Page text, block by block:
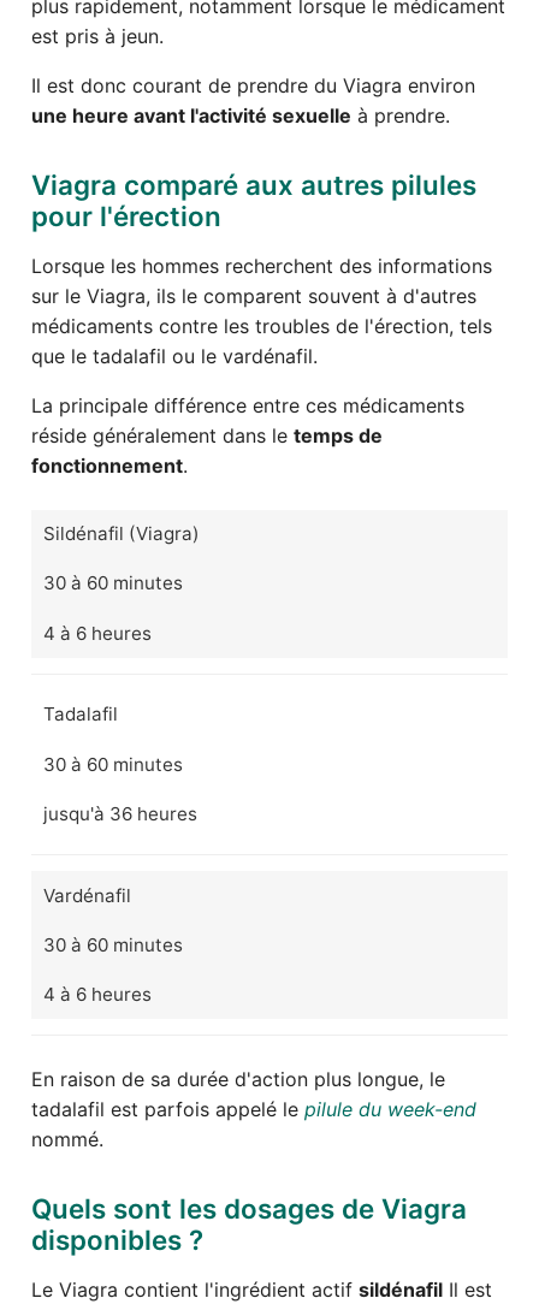
plus rapidement, notamment lorsque le médicament
est pris à jeun.
Il est donc courant de prendre du Viagra environ
une heure avant l'activité sexuelle à prendre.
Viagra comparé aux autres pilules
pour l'érection
Lorsque les hommes recherchent des informations
sur le Viagra, ils le comparent souvent à d'autres
médicaments contre les troubles de l'érection, tels
que le tadalafil ou le vardénafil.
La principale différence entre ces médicaments
réside généralement dans le temps de
fonctionnement.
Sildénafil (Viagra)
30 à 60 minutes
4 à 6 heures
Tadalafil
30 à 60 minutes
jusqu'à 36 heures
Vardénafil
30 à 60 minutes
4 à 6 heures
En raison de sa durée d'action plus longue, le
tadalafil est parfois appelé le pilule du week-end
nommé.
Quels sont les dosages de Viagra
disponibles ?
Le Viagra contient l'ingrédient actif sildénafil Il est